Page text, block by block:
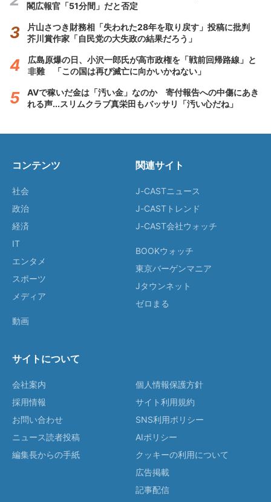
閣広報官「51分間」だと否定
片山さつき財務相「失われた28年を取り戻す」投稿に批判
芥川賞作家「自民党の大失政の結果だろう」
広島原爆の日、小沢一郎氏が高市政権を「戦前回帰路線」と
非難 「この国は再び滅亡に向かいかねない」
AVで稼いだ金は「汚い金」なのか 寄付報告への中傷にあき
れる声...スリムクラブ真栄田もバッサリ「汚い心だね」
コンテンツ
社会
政治
経済
IT
エンタメ
スポーツ
メディア
動画
関連サイト
J-CASTニュース
J-CASTトレンド
J-CAST会社ウォッチ
BOOKウォッチ
東京バーゲンマニア
Jタウンネット
ゼロまる
サイトについて
会社案内
採用情報
お問い合わせ
ニュース読者投稿
編集長からの手紙
個人情報保護方針
サイト利用規約
SNS利用ポリシー
AIポリシー
クッキーの利用について
広告掲載
記事配信